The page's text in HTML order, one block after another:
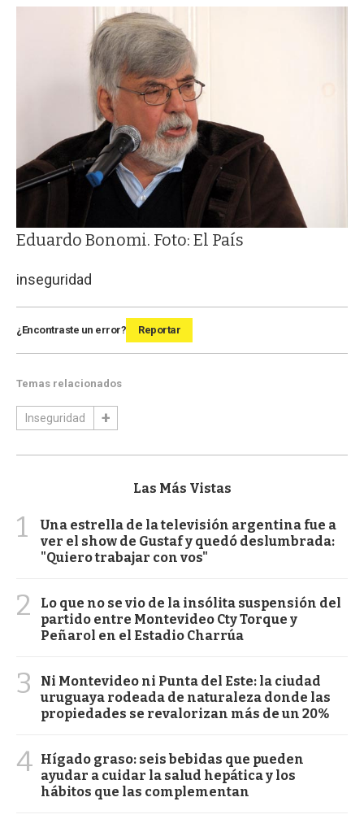
Eduardo Bonomi. Foto: El País
inseguridad
¿Encontraste un error? Reportar
Temas relacionados
Inseguridad
Las Más Vistas
1
Una estrella de la televisión argentina fue a
ver el show de Gustaf y quedó deslumbrada:
"Quiero trabajar con vos"
2
Lo que no se vio de la insólita suspensión del
partido entre Montevideo Cty Torque y
Peñarol en el Estadio Charrúa
3
Ni Montevideo ni Punta del Este: la ciudad
uruguaya rodeada de naturaleza donde las
propiedades se revalorizan más de un 20%
4 Hígado graso: seis bebidas que pueden
ayudar a cuidar la salud hepática y los
hábitos que las complementan